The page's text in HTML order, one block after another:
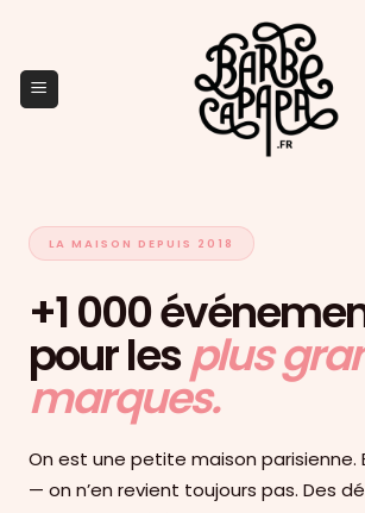
contenu
LA MAISON DEPUIS 2018
+1 000
pour lesplus
marques.
On est une petite maison parisienne.
— on n’en revient toujours pas. Des